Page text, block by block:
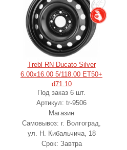
Trebl RN Ducato Silver
6.00x16.00 5/118.00 ET50+
d71.10
Под заказ 6 шт.
Артикул: tr-9506
Магазин
Самовывоз: г. Волгоград,
ул. Н. Кибальчича, 18
Срок: Завтра